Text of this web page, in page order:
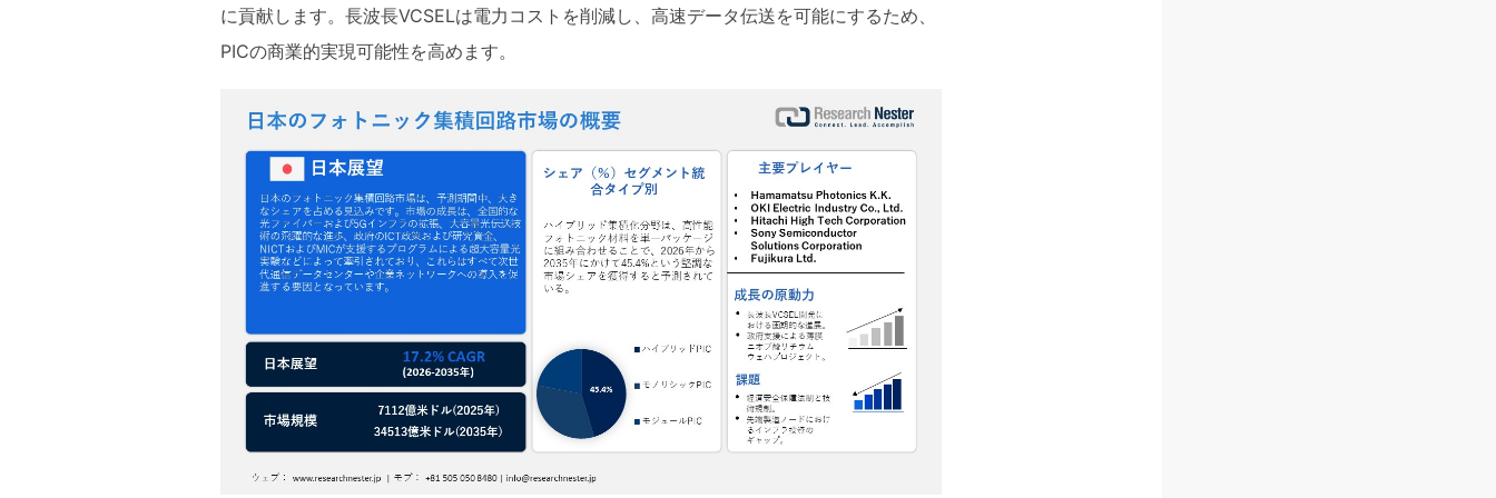
に貢献します。長波長VCSELは電力コストを削減し、高速データ伝送を可能にするため、
PICの商業的実現可能性を高めます。